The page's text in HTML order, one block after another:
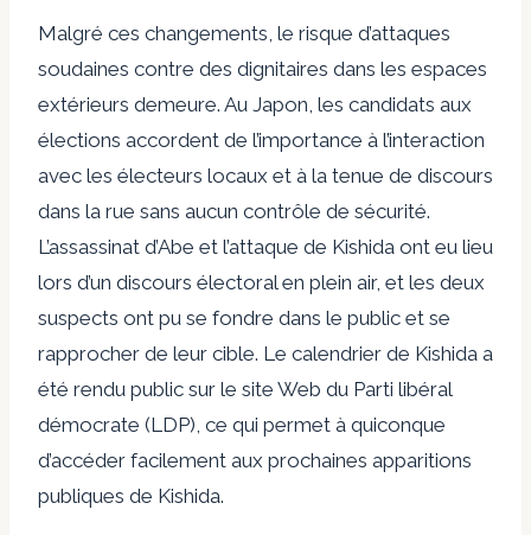
Malgré ces changements, le risque d’attaques
soudaines contre des dignitaires dans les espaces
extérieurs demeure. Au Japon, les candidats aux
élections accordent de l’importance à l’interaction
avec les électeurs locaux et à la tenue de discours
dans la rue sans aucun contrôle de sécurité.
L’assassinat d’Abe et l’attaque de Kishida ont eu lieu
lors d’un discours électoral en plein air, et les deux
suspects ont pu se fondre dans le public et se
rapprocher de leur cible. Le calendrier de Kishida a
été rendu public sur le site Web du Parti libéral
démocrate (LDP), ce qui permet à quiconque
d’accéder facilement aux prochaines apparitions
publiques de Kishida.